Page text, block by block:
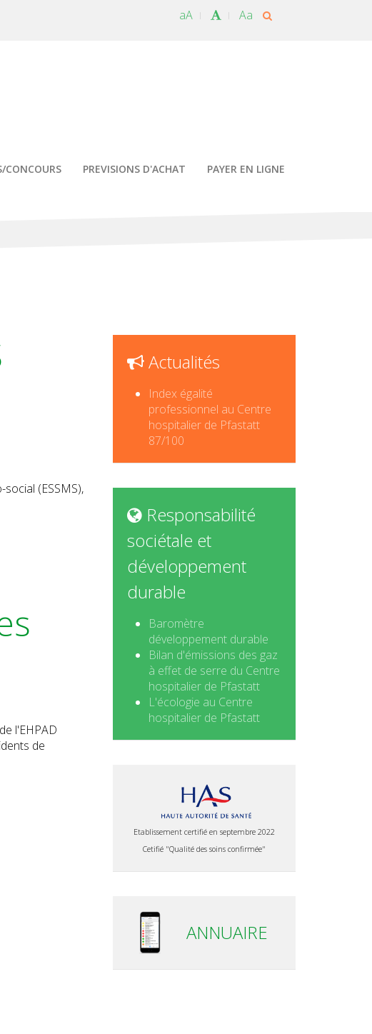
aA Aa
CONCOURS PREVISIONS D'ACHAT PAYER EN LIGNE
(ESSMS),
l'EHPAD
de
Actualités
Index égalité
professionnel au Centre
hospitalier de Pfastatt
87/100
Responsabilité
sociétale et
développement
durable
Baromètre
développement durable
Bilan d'émissions des gaz
à effet de serre du Centre
hospitalier de Pfastatt
L'écologie au Centre
hospitalier de Pfastatt
Etablissement certifié en septembre 2022
Cetifié "Qualité des soins confirmée"
ANNUAIRE